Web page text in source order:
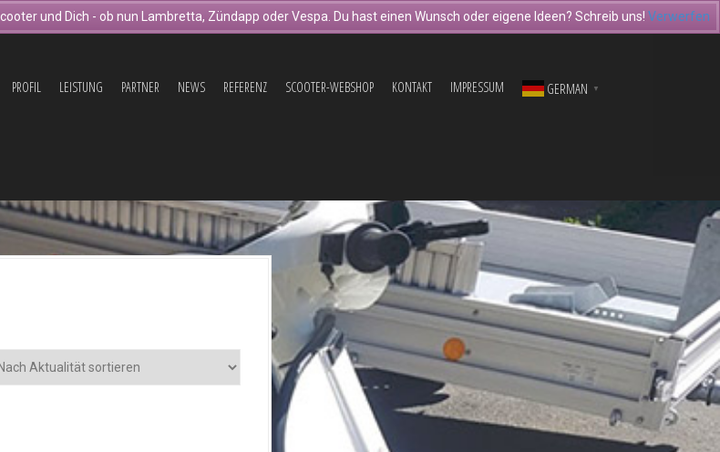
und Dich - ob nun Lambretta, Zündapp oder Vespa. Du hast einen Wunsch oder eigene Ideen? Schreib uns! Verwerfen
PROFIL LEISTUNG PARTNER NEWS REFERENZ SCOOTER-WEBSHOP KONTAKT IMPRESSUM GERMAN ▼